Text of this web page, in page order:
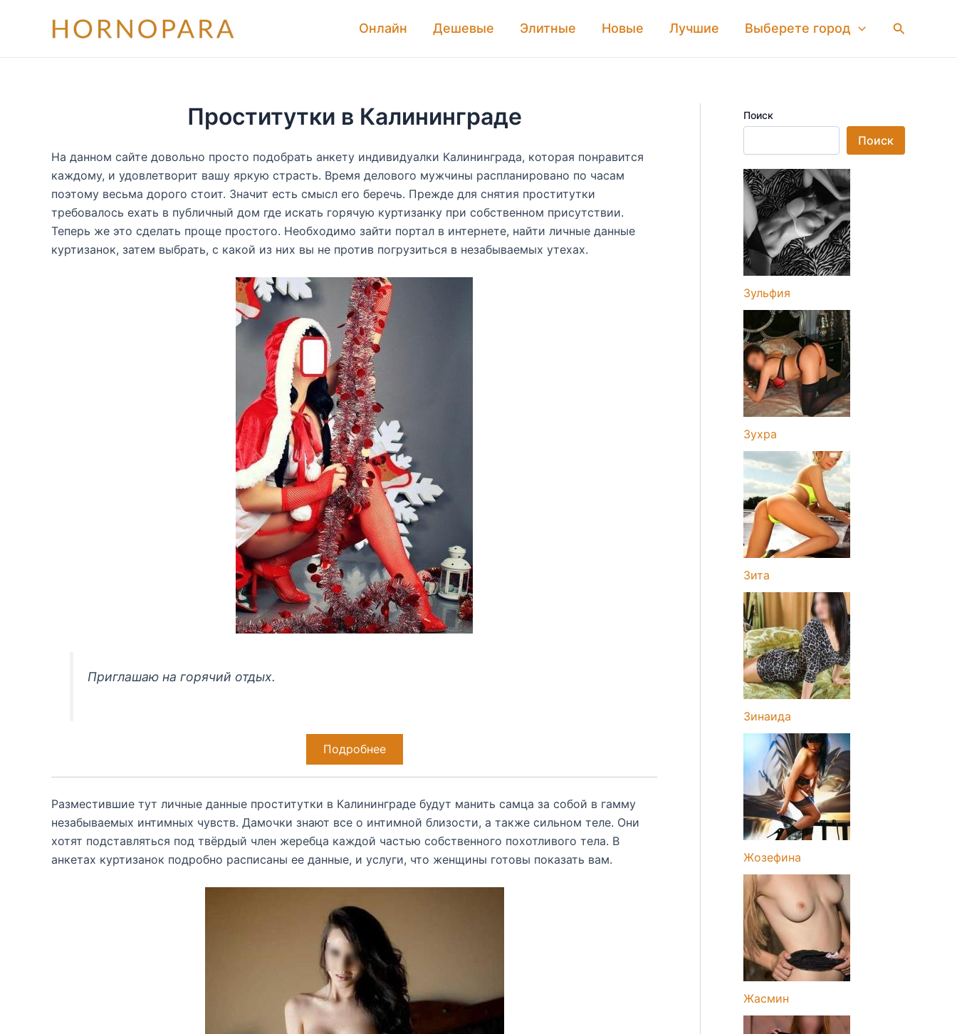
Онлайн Дешевые Элитные Новые Лучшие Выберете город Поиск
Проститутки в Калининграде
На данном сайте довольно просто подобрать анкету индивидуалки Калининграда, которая понравится
каждому, и удовлетворит вашу яркую страсть. Время делового мужчины распланировано по часам
поэтому весьма дорого стоит. Значит есть смысл его беречь. Прежде для снятия проститутки
требовалось ехать в публичный дом где искать горячую куртизанку при собственном присутствии.
Теперь же это сделать проще простого. Необходимо зайти портал в интернете, найти личные данные
куртизанок, затем выбрать, с какой из них вы не против погрузиться в незабываемых утехах.
Приглашаю на горячий отдых.
Подробнее
Разместившие тут личные данные проститутки в Калининграде будут манить самца за собой в гамму
незабываемых интимных чувств. Дамочки знают все о интимной близости, а также сильном теле. Они
хотят подставляться под твёрдый член жеребца каждой частью собственного похотливого тела. В
анкетах куртизанок подробно расписаны ее данные, и услуги, что женщины готовы показать вам.
Поиск
Поиск
Зульфия
Зухра
Зита
Зинаида
Жозефина
Жасмин